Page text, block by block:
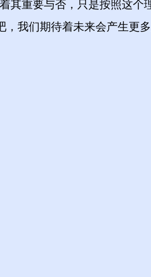
其重要与否，只是按照这个
，我们期待着未来会产生更